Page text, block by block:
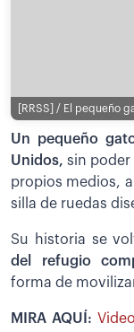
[RRSS] / El pequeño
Un pequeño
Unidos,sin poder
propios medios,
silla de ruedas
Su historia se
del refugio
forma de
MIRA AQUÍ: